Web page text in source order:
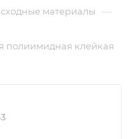
материалы —
полиимидная клейкая